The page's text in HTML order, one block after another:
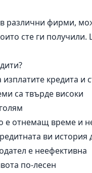
различни фирми,
сте ги
кредита и
са твърде високи
е отнемащ време и
ви история
е неефективна
по-лесен